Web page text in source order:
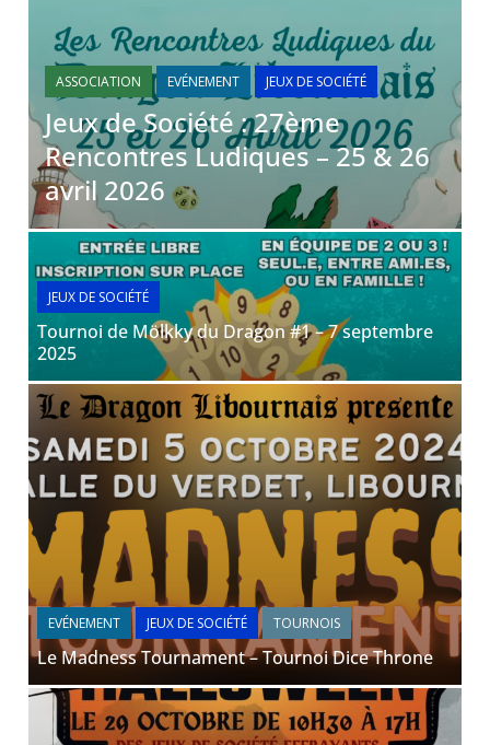
ASSOCIATION EVÉNEMENT JEUX DE SOCIÉTÉ
Jeux de Société : 27ème
Rencontres Ludiques – 25 & 26
avril 2026
JEUX DE SOCIÉTÉ
Tournoi de Mölkky du Dragon #1 – 7 septembre
2025
EVÉNEMENT JEUX DE SOCIÉTÉ TOURNOIS
Le Madness Tournament – Tournoi Dice Throne